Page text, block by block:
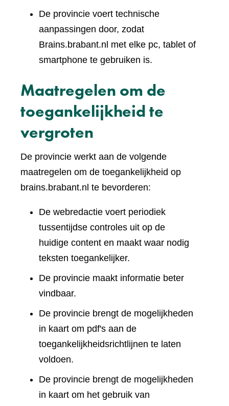
De provincie voert technische
aanpassingen door, zodat
Brains.brabant.nl met elke pc, tablet of
smartphone te gebruiken is.
Maatregelen om de
toegankelijkheid te
vergroten
De provincie werkt aan de volgende
maatregelen om de toegankelijkheid op
brains.brabant.nl te bevorderen:
De webredactie voert periodiek
tussentijdse controles uit op de
huidige content en maakt waar nodig
teksten toegankelijker.
De provincie maakt informatie beter
vindbaar.
De provincie brengt de mogelijkheden
in kaart om pdf's aan de
toegankelijkheidsrichtlijnen te laten
voldoen.
De provincie brengt de mogelijkheden
in kaart om het gebruik van